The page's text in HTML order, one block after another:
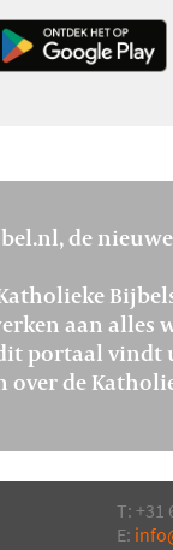
de
aan alles
portaal
over de
T: +31
E: